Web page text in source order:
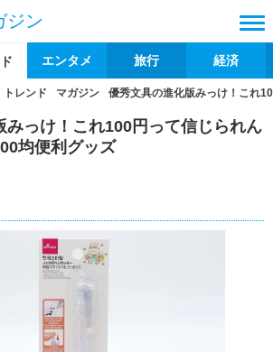
ジン
エンタメ 旅行 経済
トレンド マガジン 優秀文具の進化版みっけ！これ
みっけ！これ100円って信じられん
均便利グッズ